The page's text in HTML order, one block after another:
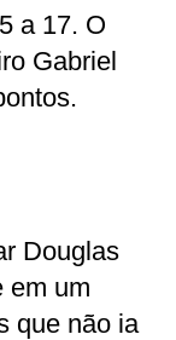
a 17. O
Gabriel
Douglas
em um
que não ia